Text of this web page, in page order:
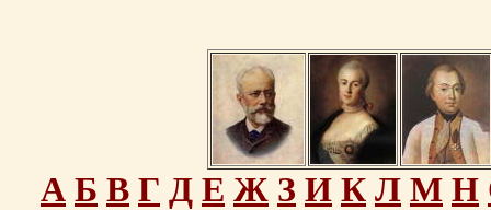
А Б В Г Д Е Ж З И К Л М Н